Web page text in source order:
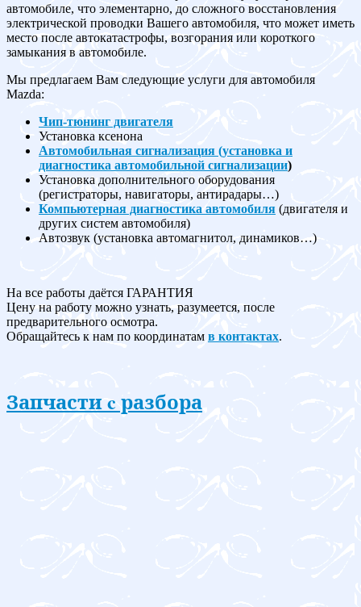
автомобиле, что элементарно, до сложного восстановления
электрической проводки Вашего автомобиля, что может иметь
место после автокатастрофы, возгорания или короткого
замыкания в автомобиле.
Мы предлагаем Вам следующие услуги для автомобиля
Mazda:
Чип-тюнинг двигателя
Установка ксенона
Автомобильная сигнализация (установка и
диагностика автомобильной сигнализации)
Установка дополнительного оборудования
(регистраторы, навигаторы, антирадары…)
Компьютерная диагностика автомобиля (двигателя и
других систем автомобиля)
Автозвук (установка автомагнитол, динамиков…)
На все работы даётся ГАРАНТИЯ
Цену на работу можно узнать, разумеется, после
предварительного осмотра.
Обращайтесь к нам по координатам в контактах.
Запчасти c разбора